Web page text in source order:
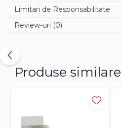
Limitari de Responsabilitate
Review-uri (0)
Produse similare